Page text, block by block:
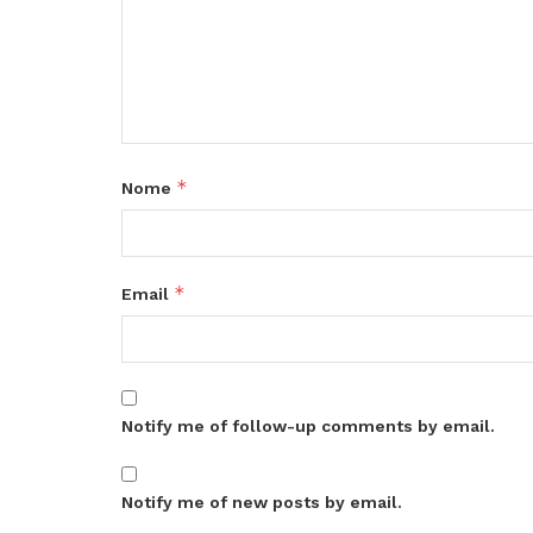
Nome *
Email *
Notify me of follow-up comments by email.
Notify me of new posts by email.